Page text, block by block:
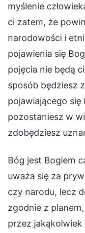
myślenie
ci zatem, że
narodowości i
pojawienia się
pojęcia nie będą
sposób będziesz
pojawiającego
pozostaniesz w
zdobędziesz
Bóg jest Bogiem
uważa się za
czy narodu, lecz
zgodnie z
przez